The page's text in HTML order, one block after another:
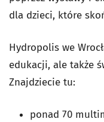
dla dzieci, które
Hydropolis we
edukacji, ale także
Znajdziecie tu:
ponad 70